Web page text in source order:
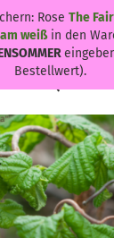
Rose The
weißin den
Bestellwert).